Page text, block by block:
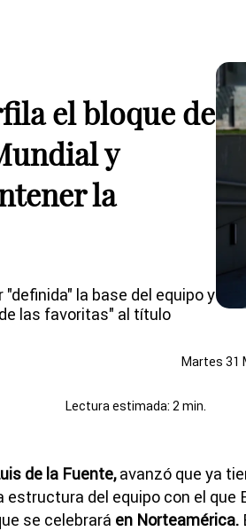
el bloque de
y
la
la base del equipo y
las favoritas" al título
Martes 31
Lectura estimada: 2 min.
de la Fuente,avanzó que ya
estructura del equipo con el que
se celebrará en Norteamérica.